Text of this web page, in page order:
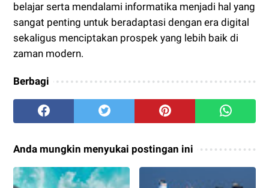
belajar serta mendalami informatika menjadi hal yang
sangat penting untuk beradaptasi dengan era digital
sekaligus menciptakan prospek yang lebih baik di
zaman modern.
Berbagi
Anda mungkin menyukai postingan ini